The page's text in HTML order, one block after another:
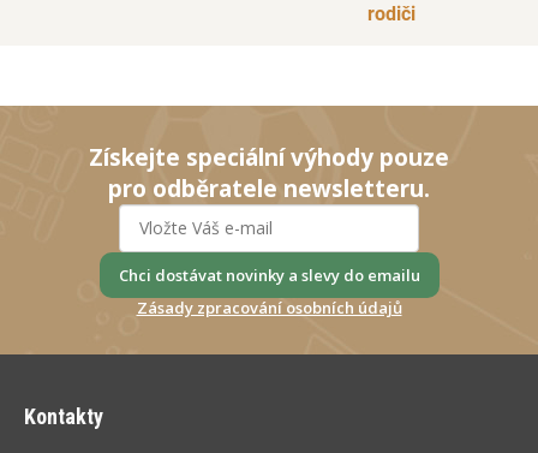
rodiči
Získejte speciální výhody pouze
pro odběratele newsletteru.
Chci dostávat novinky a slevy do emailu
Zásady zpracování osobních údajů
Kontakty